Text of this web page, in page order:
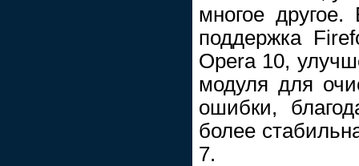
многое
поддержка
Opera 10,
модуля для
ошибки,
более
7.